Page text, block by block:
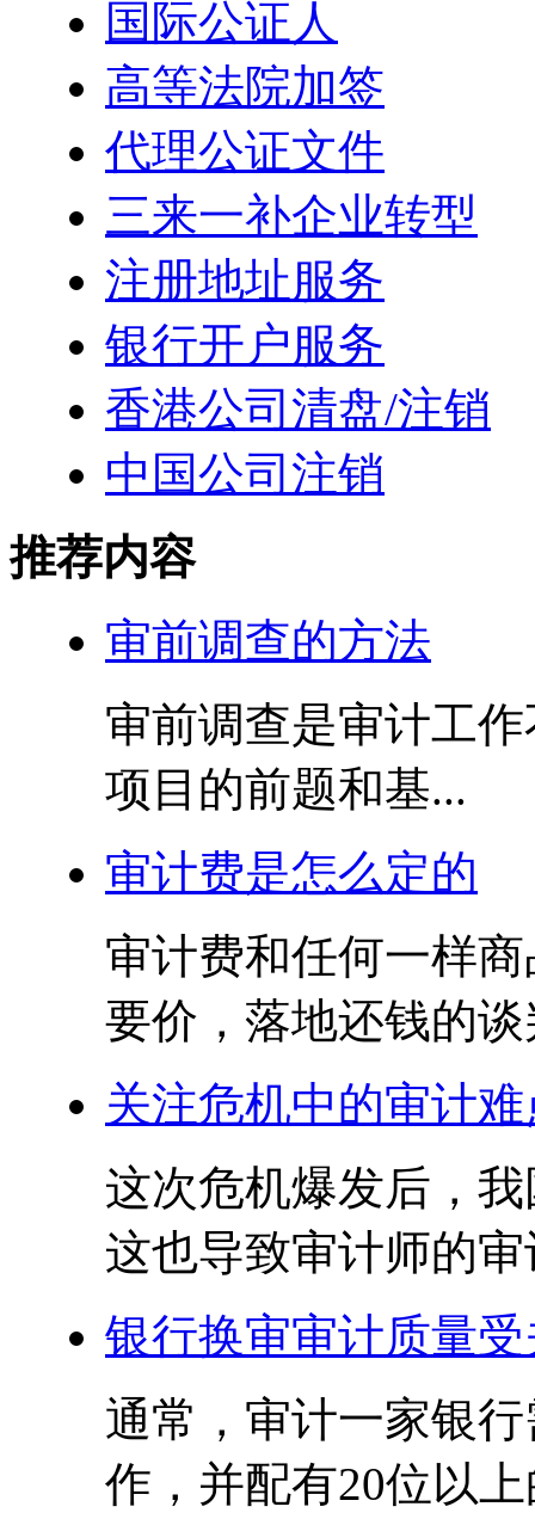
国际公证人
高等法院加签
代理公证文件
三来一补企业转型
注册地址服务
银行开户服务
香港公司清盘/注销
中国公司注销
推荐内容
审前调查的方法
审前调查是审计工
项目的前题和基...
审计费是怎么定的
审计费和任何一样
要价，落地还钱的
关注危机中的审计难
这次危机爆发后，
这也导致审计师的
银行换审审计质量
通常，审计一家银
作，并配有20位以